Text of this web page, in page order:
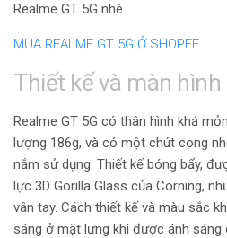
Realme GT 5G nhé
MUA REALME GT 5G Ở SHOPEE
Thiết kế và màn hình
Realme GT 5G có thân hình khá
lượng 186g, và có một chút cong
nắm sử dụng. Thiết kế bóng bẩy,
lực 3D Gorilla Glass của Corning,
vân tay. Cách thiết kế và màu sắc
sáng ở mặt lưng khi được ánh sáng